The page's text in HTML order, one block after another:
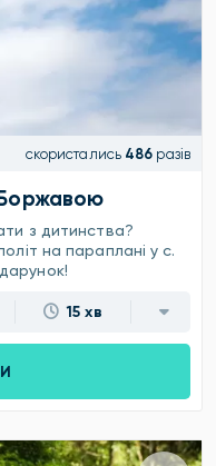
скористались 486 разів
з дитинства?
на параплані у с.
15 хв